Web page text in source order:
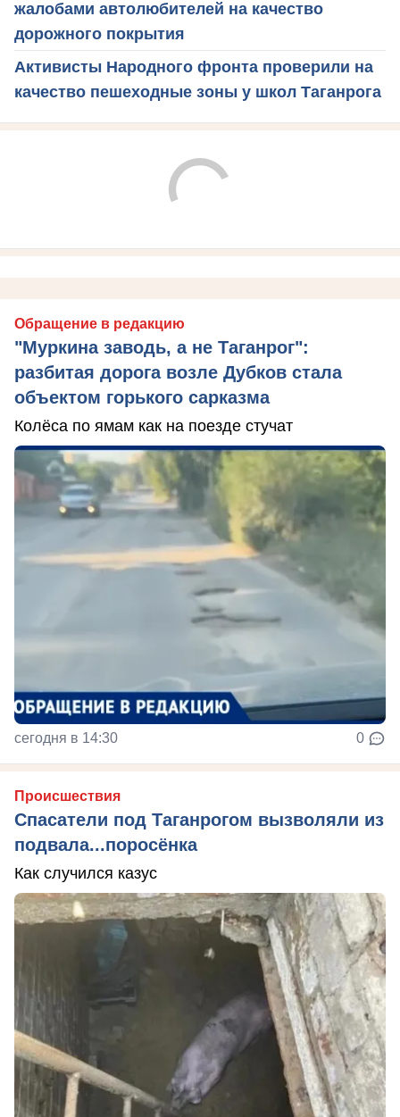
жалобами автолюбителей на качество
дорожного покрытия
Активисты Народного фронта проверили на
качество пешеходные зоны у школ Таганрога
Обращение в редакцию
"Муркина заводь, а не Таганрог":
разбитая дорога возле Дубков стала
объектом горького сарказма
Колёса по ямам как на поезде стучат
сегодня в 14:30 0
Происшествия
Спасатели под Таганрогом вызволяли из
подвала...поросёнка
Как случился казус